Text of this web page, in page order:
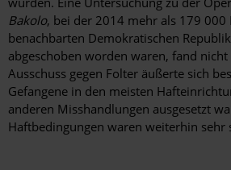
Bakolo, bei der 2014 mehr als 179 000
benachbarten Demokratischen
abgeschoben worden waren, fand nicht
Ausschuss gegen Folter äußerte sich
Gefangene in den meisten
anderen Misshandlungen ausgesetzt
Haftbedingungen waren weiterhin sehr